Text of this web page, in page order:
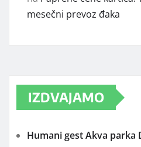
на Akva park Doljevac:
subotu 11. juna
uhapšeno pet osoba
Dejan
наPaprene cene kartica: